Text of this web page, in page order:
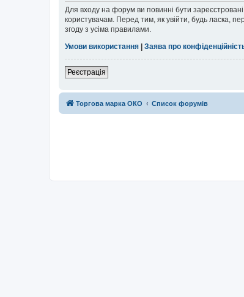
Для входу на форум ви повинні бути
користувачам. Перед тим, як увійти, будь ласка,
згоду з усіма правилами.
Умови використання
Заява про
Реєстрація
Торгова марка ОКО Список форумів